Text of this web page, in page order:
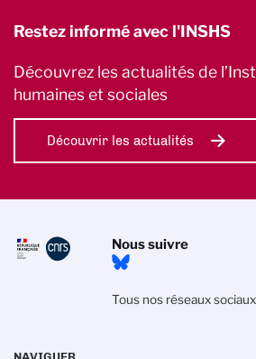
Restez informé avec l'INSHS
Découvrez les actualités de
humaines et sociales
Découvrir les actualités
Nous suivre
Tous nos réseaux sociaux